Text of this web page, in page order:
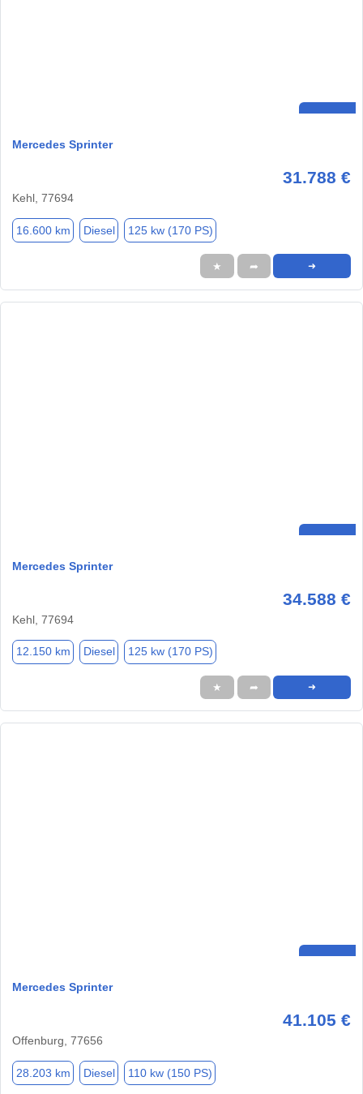
Mercedes Sprinter
31.788 €
Kehl, 77694
16.600 km Diesel 125 kw (170 PS)
★ ➦ ➜
Mercedes Sprinter
34.588 €
Kehl, 77694
12.150 km Diesel 125 kw (170 PS)
★ ➦ ➜
Mercedes Sprinter
41.105 €
Offenburg, 77656
28.203 km Diesel 110 kw (150 PS)